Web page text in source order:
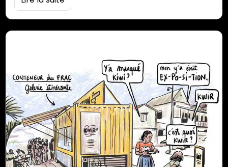
découvrir le monde d’Alex M, filez sur son profil